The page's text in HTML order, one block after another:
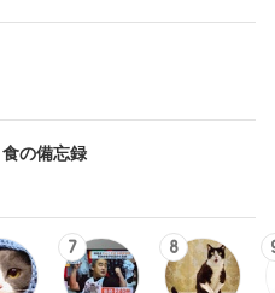
の備忘録
7 8